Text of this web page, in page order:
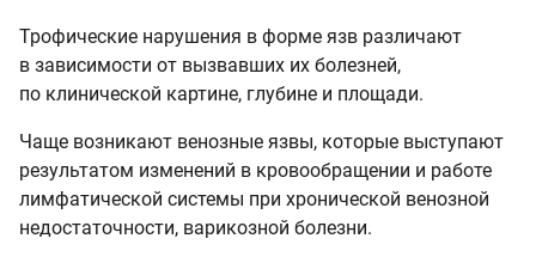
Трофические нарушения в форме язв различают
в зависимости от вызвавших их болезней,
по клинической картине, глубине и площади.
Чаще возникают венозные язвы, которые выступают
результатом изменений в кровообращении и работе
лимфатической системы при хронической венозной
недостаточности, варикозной болезни.